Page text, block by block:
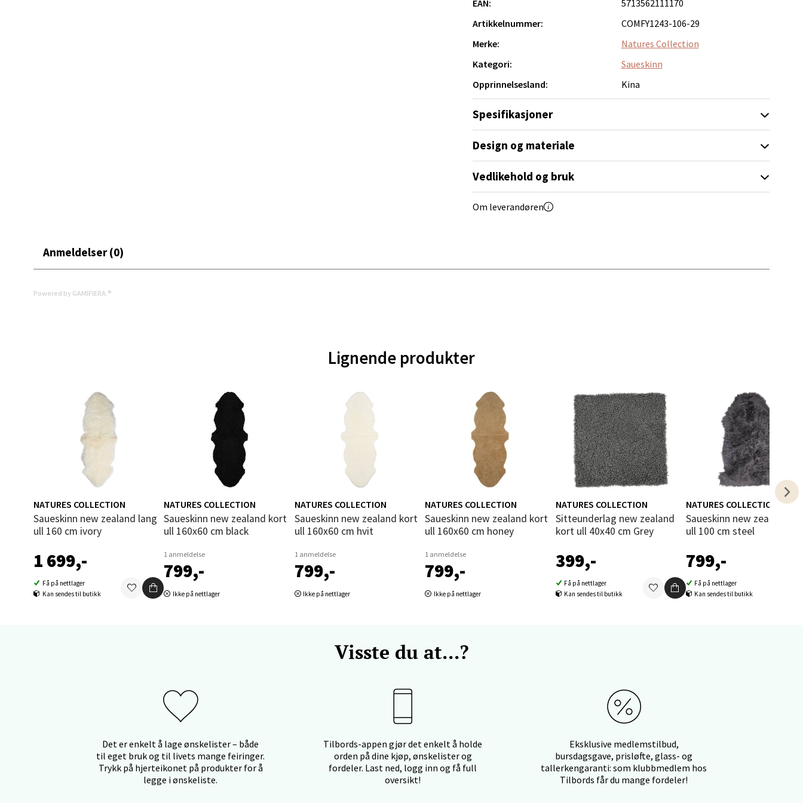
EAN:
5713562111170
Artikkelnummer:
COMFY1243-106-29
Merke:
Natures Collection
Kategori:
Saueskinn
Opprinnelsesland:
Kina
Spesifikasjoner
Design og materiale
Vedlikehold og bruk
Om leverandøren
Anmeldelser (0)
Powered by GAMIFIERA.®
Lignende produkter
NATURES COLLECTION
Saueskinn new zealand lang
ull 160 cm ivory
1 699,-
Få på nettlager
Kan sendes til butikk
NATURES COLLECTION
Saueskinn new zealand kort
ull 160x60 cm black
1 anmeldelse
799,-
Ikke på nettlager
NATURES COLLECTION
Saueskinn new zealand kort
ull 160x60 cm hvit
1 anmeldelse
799,-
Ikke på nettlager
NATURES COLLECTION
Saueskinn new zealand kort
ull 160x60 cm honey
1 anmeldelse
799,-
Ikke på nettlager
NATURES COLLECTION
Sitteunderlag new zealand
kort ull 40x40 cm Grey
399,-
Få på nettlager
Kan sendes til butikk
NATURES COLLECTION
Saueskinn new zealand lang
ull 100 cm steel
799,-
Få på nettlager
Kan sendes til butikk
Visste du at...?
Det er enkelt å lage ønskelister – både
til eget bruk og til livets mange feiringer.
Trykk på hjerteikonet på produkter for å
legge i ønskeliste.
Tilbords-appen gjør det enkelt å holde
orden på dine kjøp, ønskelister og
fordeler. Last ned, logg inn og få full
oversikt!
Eksklusive medlemstilbud,
bursdagsgave, prisløfte, glass- og
tallerkengaranti: som klubbmedlem hos
Tilbords får du mange fordeler!
Velg
Vel
g
Levanger - Magneten
Skarvøyveien 55, 4517 Mandal
Åpent i dag 10-20
Mo i Rana - Thon Senter Mo i Rana
Fridtjof Nansensgate 22, 8622 Mo i Rana
Åpent i dag 09-19
Ålesund - Thon Senter Moa
Åpent i dag 10-20
0 i butikk